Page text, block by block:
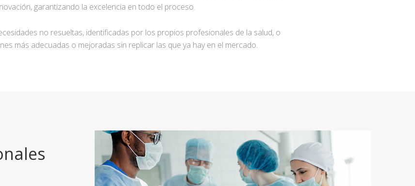
garantizando la excelencia en todo el proceso.
no resueltas, identificadas por los propios profesionales de la salud, o
más adecuadas o mejoradas sin replicar las que ya hay en el mercado.